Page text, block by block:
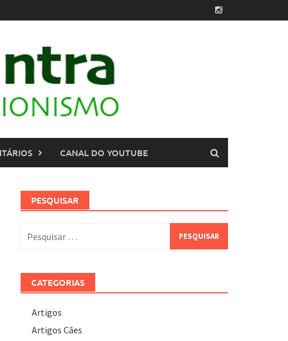
CANAL DO YOUTUBE
PESQUISAR
por:
CATEGORIAS
Artigos
Artigos Cães